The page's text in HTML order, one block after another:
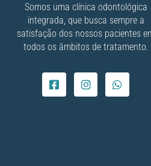
Somos uma clínica odontológica
integrada, que busca sempre a
satisfação dos nossos pacientes
todos os âmbitos de tratamento.